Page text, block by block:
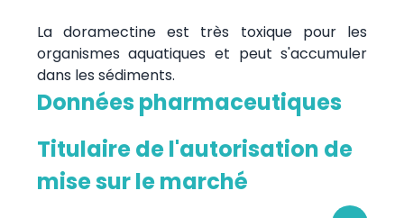
La doramectine est très toxique pour les
organismes aquatiques et peut s'accumuler
dans les sédiments.
Données pharmaceutiques
Titulaire de l'autorisation de
mise sur le marché